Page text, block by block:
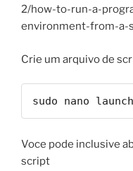
2/how-to-run-a-
environment-from-a-
Crie um arquivo de
sudo nano
Voce pode inclusive
script